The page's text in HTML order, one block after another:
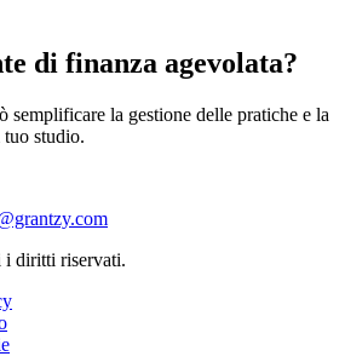
di finanza agevolata?
semplificare la gestione delle pratiche e la
studio.
diritti riservati.